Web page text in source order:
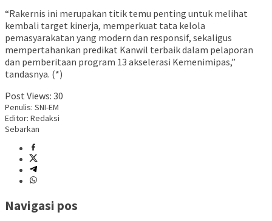
“Rakernis ini merupakan titik temu penting untuk melihat
kembali target kinerja, memperkuat tata kelola
pemasyarakatan yang modern dan responsif, sekaligus
mempertahankan predikat Kanwil terbaik dalam pelaporan
dan pemberitaan program 13 akselerasi Kemenimipas,”
tandasnya. (*)
Post Views: 30
Penulis: SNI-EM
Editor: Redaksi
Sebarkan
Navigasi pos